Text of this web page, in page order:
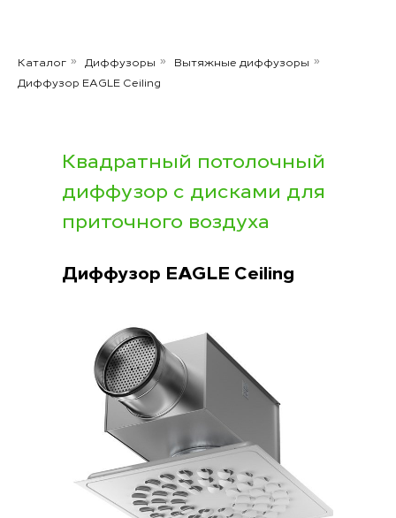
Каталог » Диффузоры » Вытяжные диффузоры »
Диффузор EAGLE Ceiling
Квадратный потолочный
диффузор с дисками для
приточного воздуха
Диффузор EAGLE Ceiling